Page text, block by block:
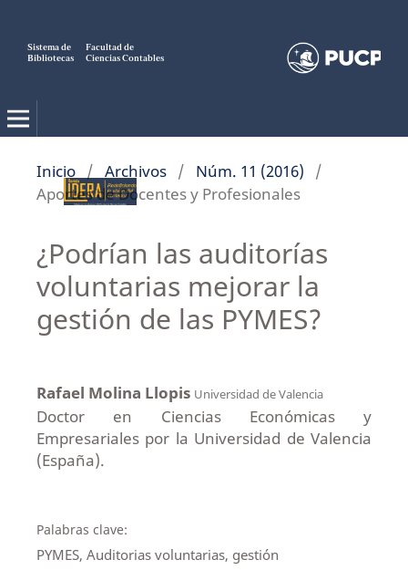
Sistema de
Bibliotecas
Facultad de
Ciencias Contables
Inicio / Archivos / Núm. 11 (2016)
/
Aportes de Docentes y Profesionales
¿Podrían las auditorías
voluntarias mejorar la
gestión de las PYMES?
Rafael Molina Llopis Universidad de Valencia
Doctor en Ciencias Económicas y
Empresariales por la Universidad de Valencia
(España).
Palabras clave:
PYMES, Auditorias voluntarias, gestión